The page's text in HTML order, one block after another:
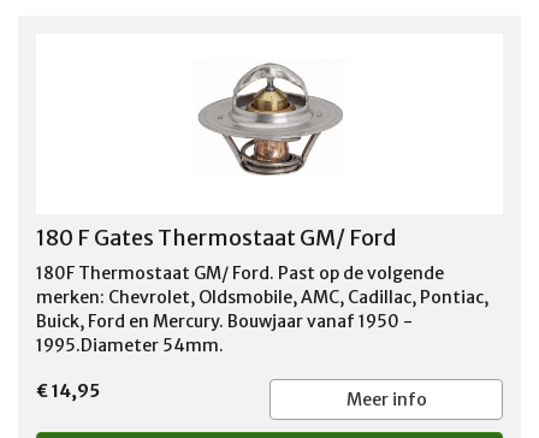
180 F Gates Thermostaat GM/ Ford
180F Thermostaat GM/ Ford. Past op de volgende
merken: Chevrolet, Oldsmobile, AMC, Cadillac, Pontiac,
Buick, Ford en Mercury. Bouwjaar vanaf 1950 -
1995.Diameter 54mm.
€ 14,95 Meer info